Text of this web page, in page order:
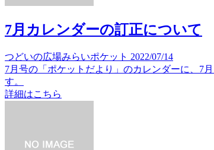
7月カレンダーの訂正について
つどいの広場みらいポケット 2022/07/14
7月号の「ポケットだより」のカレンダーに、7
す。
詳細はこちら